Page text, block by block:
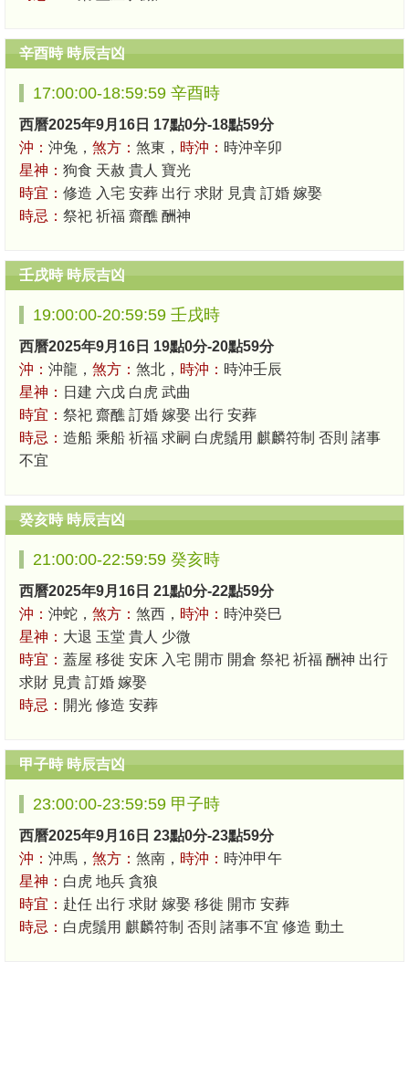
辛酉時 時辰吉凶
17:00:00-18:59:59 辛酉時
西曆2025年9月16日 17點0分-18點59分
沖： 沖兔， 煞方： 煞東， 時沖： 時沖辛卯
星神： 狗食 天赦 貴人 寶光
時宜： 修造 入宅 安葬 出行 求財 見貴 訂婚 嫁娶
時忌： 祭祀 祈福 齋醮 酬神
壬戌時 時辰吉凶
19:00:00-20:59:59 壬戌時
西曆2025年9月16日 19點0分-20點59分
沖： 沖龍， 煞方： 煞北， 時沖： 時沖壬辰
星神： 日建 六戊 白虎 武曲
時宜： 祭祀 齋醮 訂婚 嫁娶 出行 安葬
時忌： 造船 乘船 祈福 求嗣 白虎鬚用 麒麟符制 否則 諸事
不宜
癸亥時 時辰吉凶
21:00:00-22:59:59 癸亥時
西曆2025年9月16日 21點0分-22點59分
沖： 沖蛇， 煞方： 煞西， 時沖： 時沖癸巳
星神： 大退 玉堂 貴人 少微
時宜： 蓋屋 移徙 安床 入宅 開市 開倉 祭祀 祈福 酬神 出行
求財 見貴 訂婚 嫁娶
時忌： 開光 修造 安葬
甲子時 時辰吉凶
23:00:00-23:59:59 甲子時
西曆2025年9月16日 23點0分-23點59分
沖： 沖馬， 煞方： 煞南， 時沖： 時沖甲午
星神： 白虎 地兵 貪狼
時宜： 赴任 出行 求財 嫁娶 移徙 開市 安葬
時忌： 白虎鬚用 麒麟符制 否則 諸事不宜 修造 動土